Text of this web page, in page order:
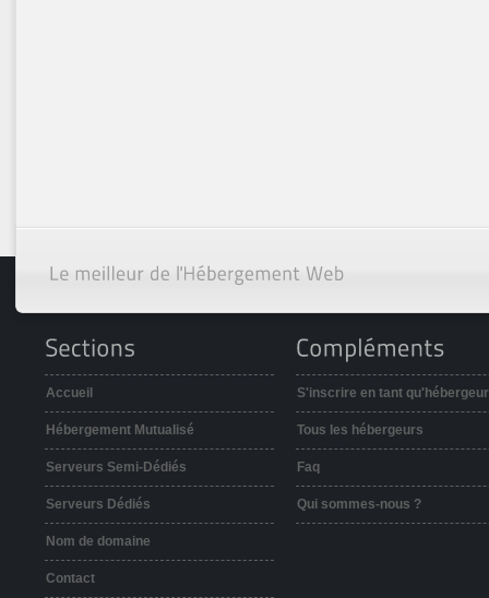
Accueil
Hébergement Mutualisé
Serveurs Semi-Dédiés
Serveurs Dédiés
Nom de domaine
Contact
S'inscrire en tant qu'hébergeur
Tous les hébergeurs
Faq
Qui sommes-nous ?